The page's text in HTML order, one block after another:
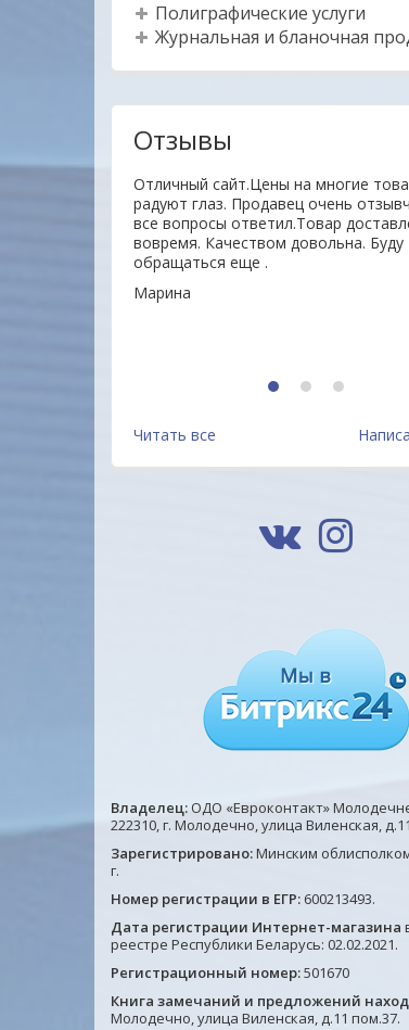
Полиграфические услуги
Журнальная и бланочная
Отзывы
Отличный сайт.Цены на многие
радуют глаз. Продавец очень
все вопросы ответил.Товар
вовремя. Качеством довольна. Буду
обращаться еще .
Марина
1 2 3
Читать все
Владелец:ОДО «Евроконтакт»
222310, г. Молодечно, улица Виленская,
Зарегистрировано:Минским
г.
Номер регистрации в ЕГР: 600213493.
Дата регистрации Интернет-магазина
реестре Республики Беларусь: 02.02.2021.
Регистрационный номер:501670
Книга замечаний и предложений
Молодечно, улица Виленская, д.11 пом.37.